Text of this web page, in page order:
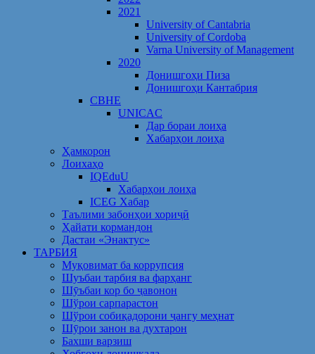
2021
University of Cantabria
University of Cordoba
Varna University of Management
2020
Донишгоҳи Пиза
Донишгоҳи Кантабрия
CBHE
UNICAC
Дар бораи лоиҳа
Хабарҳои лоиҳа
Ҳамкорон
Лоихаҳо
IQEduU
Хабарҳои лоиҳа
ICEG Хабар
Таълими забонҳои хориҷӣ
Ҳайати кормандон
Дастаи «Энактус»
ТАРБИЯ
Муқовимат ба коррупсия
Шуъбаи тарбия ва фарҳанг
Шӯъбаи кор бо ҷавонон
Шўрои сарпарастон
Шўрои собиқадорони ҷангу меҳнат
Шӯрои занон ва духтарон
Бахши варзиш